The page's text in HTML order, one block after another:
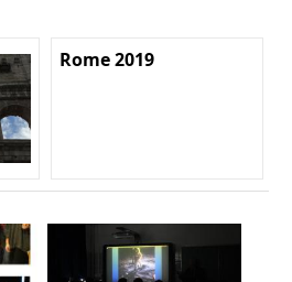
Rome 2019